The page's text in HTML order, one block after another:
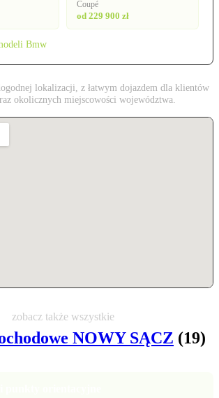
Coupé
od 229 900 zł
Bmw
lokalizacji, z łatwym dojazdem dla klientów
okolicznych miejscowości województwa.
zobacz także wszystkie
NOWY SĄCZ (19)